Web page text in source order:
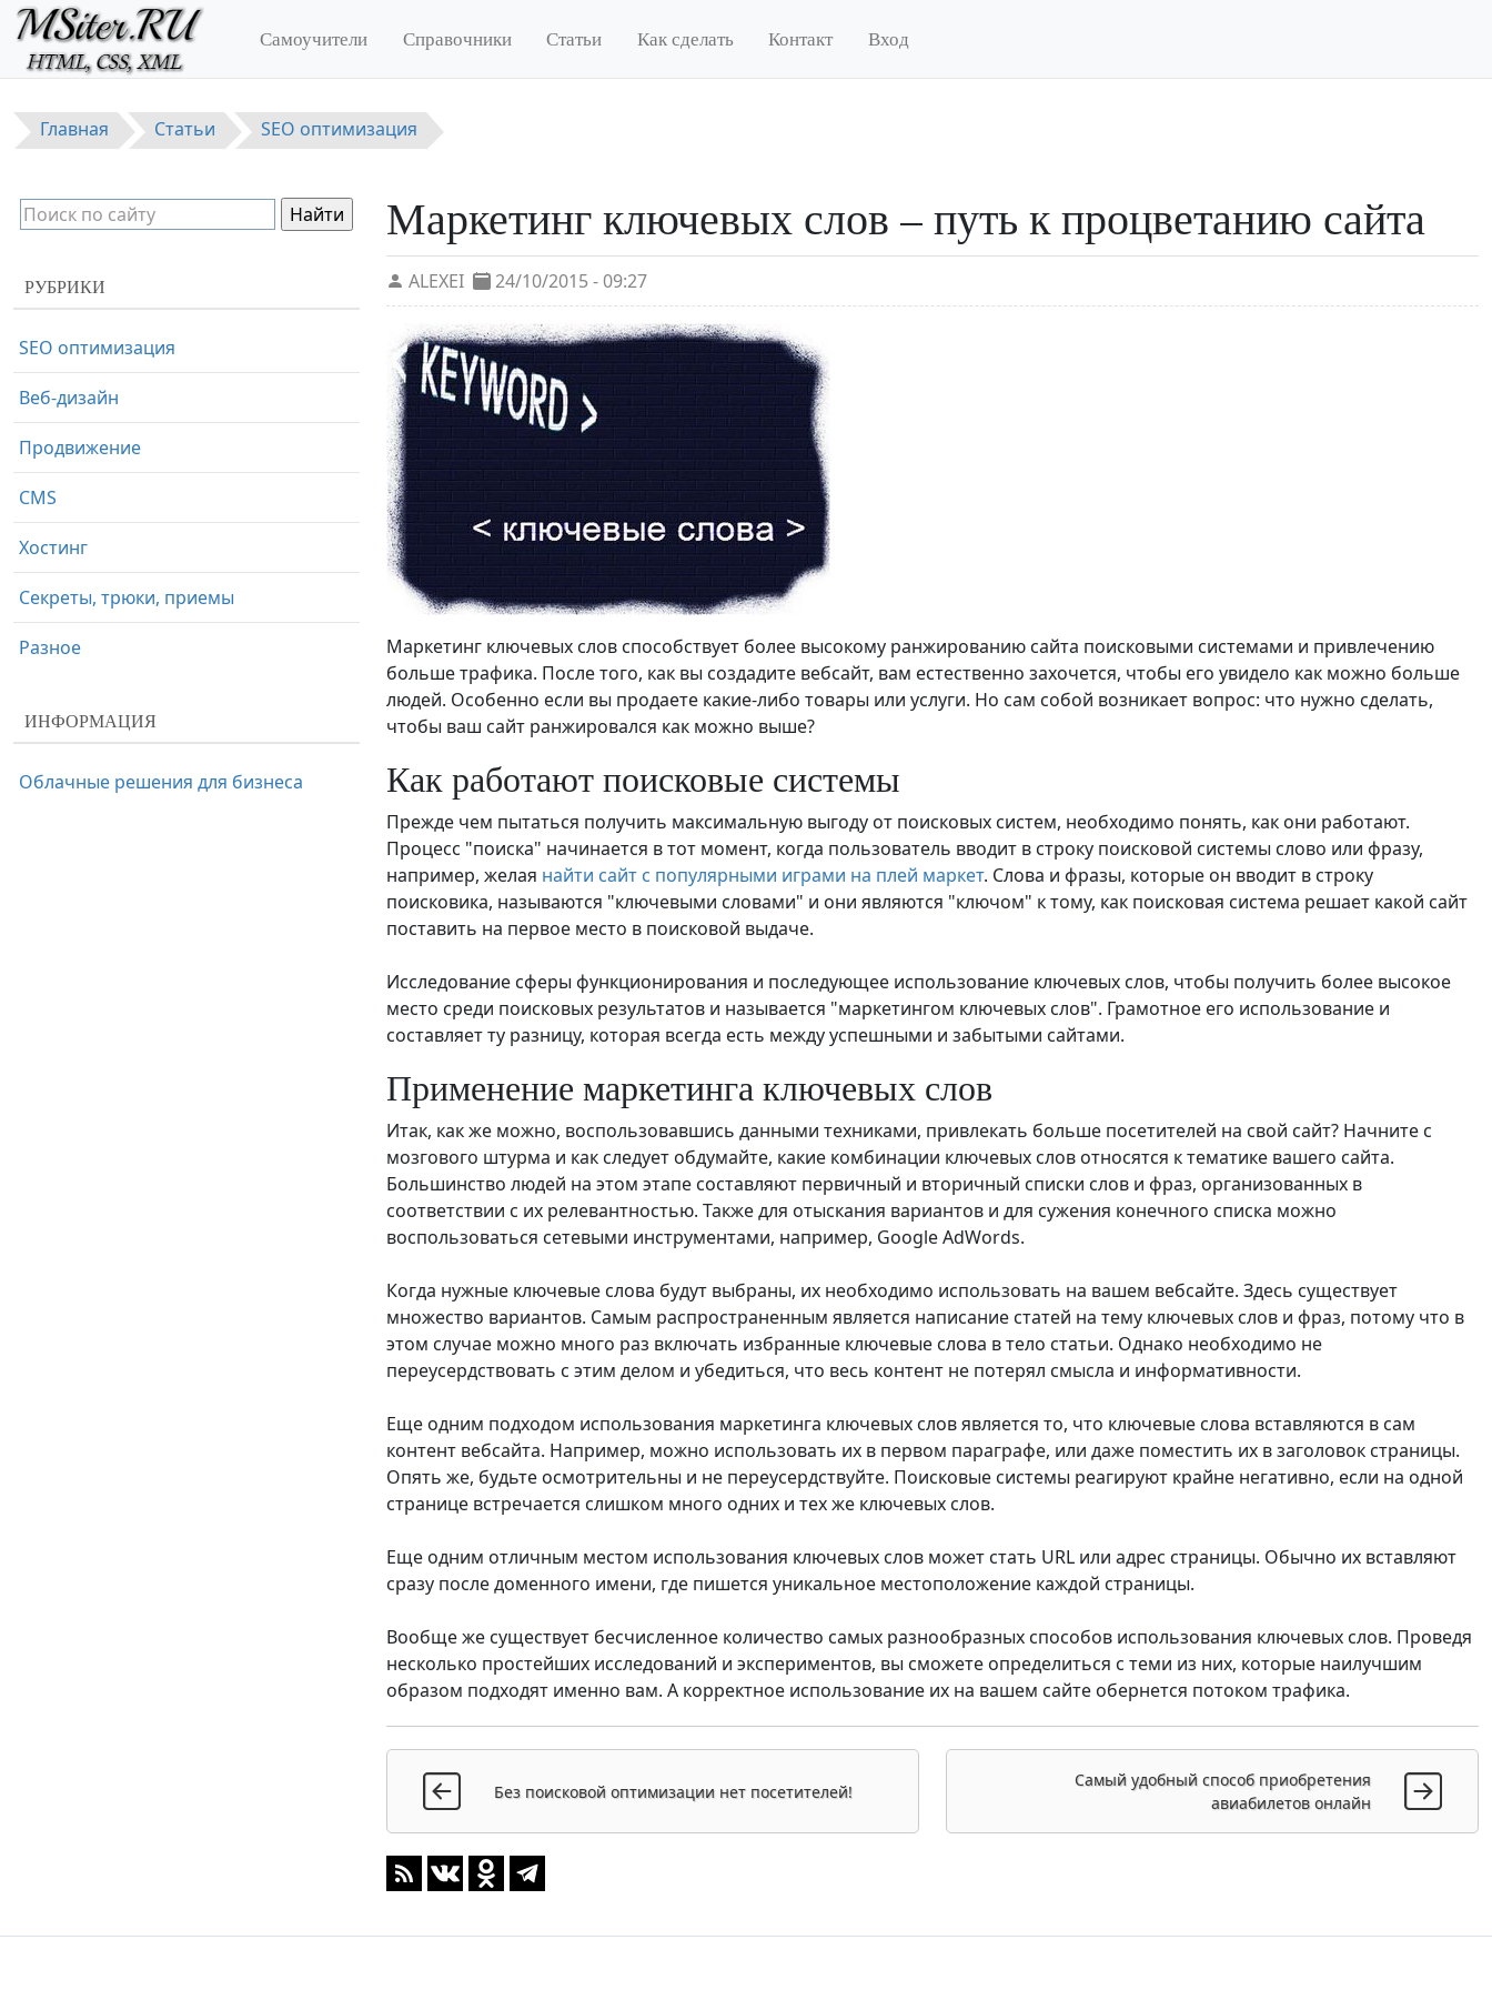
Перейти к основному содержанию
Самоучители Справочники Статьи Как сделать Контакт Вход
Главная Статьи SEO оптимизация
Маркетинг ключевых слов – путь к процветанию сайта
ALEXEI 24/10/2015 - 09:27
Маркетинг ключевых слов способствует более высокому ранжированию сайта поисковыми системами и привлечению
больше трафика. После того, как вы создадите вебсайт, вам естественно захочется, чтобы его увидело как можно больше
людей. Особенно если вы продаете какие-либо товары или услуги. Но сам собой возникает вопрос: что нужно сделать,
чтобы ваш сайт ранжировался как можно выше?
Как работают поисковые системы
Прежде чем пытаться получить максимальную выгоду от поисковых систем, необходимо понять, как они работают.
Процесс "поиска" начинается в тот момент, когда пользователь вводит в строку поисковой системы слово или фразу,
например, желая найти сайт с популярными играми на плей маркет. Слова и фразы, которые он вводит в строку
поисковика, называются "ключевыми словами" и они являются "ключом" к тому, как поисковая система решает какой сайт
поставить на первое место в поисковой выдаче.
Исследование сферы функционирования и последующее использование ключевых слов, чтобы получить более высокое
место среди поисковых результатов и называется "маркетингом ключевых слов". Грамотное его использование и
составляет ту разницу, которая всегда есть между успешными и забытыми сайтами.
Применение маркетинга ключевых слов
Итак, как же можно, воспользовавшись данными техниками, привлекать больше посетителей на свой сайт? Начните с
мозгового штурма и как следует обдумайте, какие комбинации ключевых слов относятся к тематике вашего сайта.
Большинство людей на этом этапе составляют первичный и вторичный списки слов и фраз, организованных в
соответствии с их релевантностью. Также для отыскания вариантов и для сужения конечного списка можно
воспользоваться сетевыми инструментами, например, Google AdWords.
Когда нужные ключевые слова будут выбраны, их необходимо использовать на вашем вебсайте. Здесь существует
множество вариантов. Самым распространенным является написание статей на тему ключевых слов и фраз, потому что в
этом случае можно много раз включать избранные ключевые слова в тело статьи. Однако необходимо не
переусердствовать с этим делом и убедиться, что весь контент не потерял смысла и информативности.
Еще одним подходом использования маркетинга ключевых слов является то, что ключевые слова вставляются в сам
контент вебсайта. Например, можно использовать их в первом параграфе, или даже поместить их в заголовок страницы.
Опять же, будьте осмотрительны и не переусердствуйте. Поисковые системы реагируют крайне негативно, если на одной
странице встречается слишком много одних и тех же ключевых слов.
Еще одним отличным местом использования ключевых слов может стать URL или адрес страницы. Обычно их вставляют
сразу после доменного имени, где пишется уникальное местоположение каждой страницы.
Вообще же существует бесчисленное количество самых разнообразных способов использования ключевых слов. Проведя
несколько простейших исследований и экспериментов, вы сможете определиться с теми из них, которые наилучшим
образом подходят именно вам. А корректное использование их на вашем сайте обернется потоком трафика.
Без поисковой оптимизации нет посетителей!
Самый удобный способ приобретения
авиабилетов онлайн
РУБРИКИ
SEO оптимизация
Веб-дизайн
Продвижение
CMS
Хостинг
Секреты, трюки, приемы
Разное
ИНФОРМАЦИЯ
Облачные решения для бизнеса